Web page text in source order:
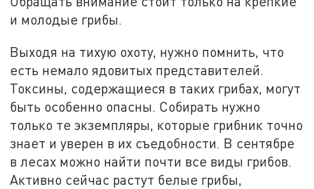
и молодые грибы.
Выходя на тихую охоту, нужно помнить, что
есть немало ядовитых представителей.
Токсины, содержащиеся в таких грибах, могут
быть особенно опасны. Собирать нужно
только те экземпляры, которые грибник точно
знает и уверен в их съедобности. В сентябре
в лесах можно найти почти все виды грибов.
Активно сейчас растут белые грибы,